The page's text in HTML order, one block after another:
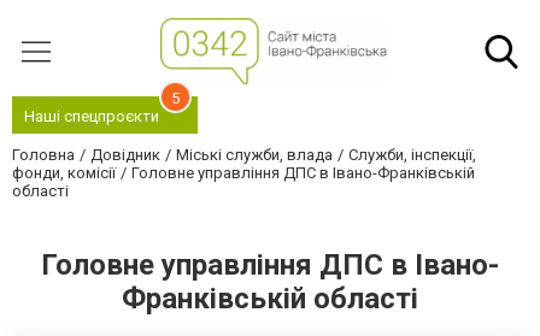
Наші спецпроєкти
5
Головна Довідник Міські служби, влада
Служби, інспекції,
фонди, комісії
Головне управління ДПС в Івано-Франківській
області
Головне управління ДПС в Івано-
Франківській області